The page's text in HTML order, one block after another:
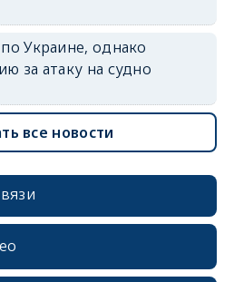
Украине, однако
за атаку на судно
все новости